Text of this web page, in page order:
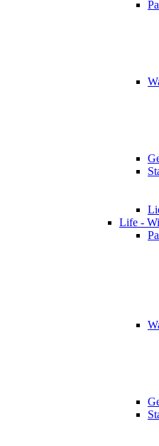
Life -